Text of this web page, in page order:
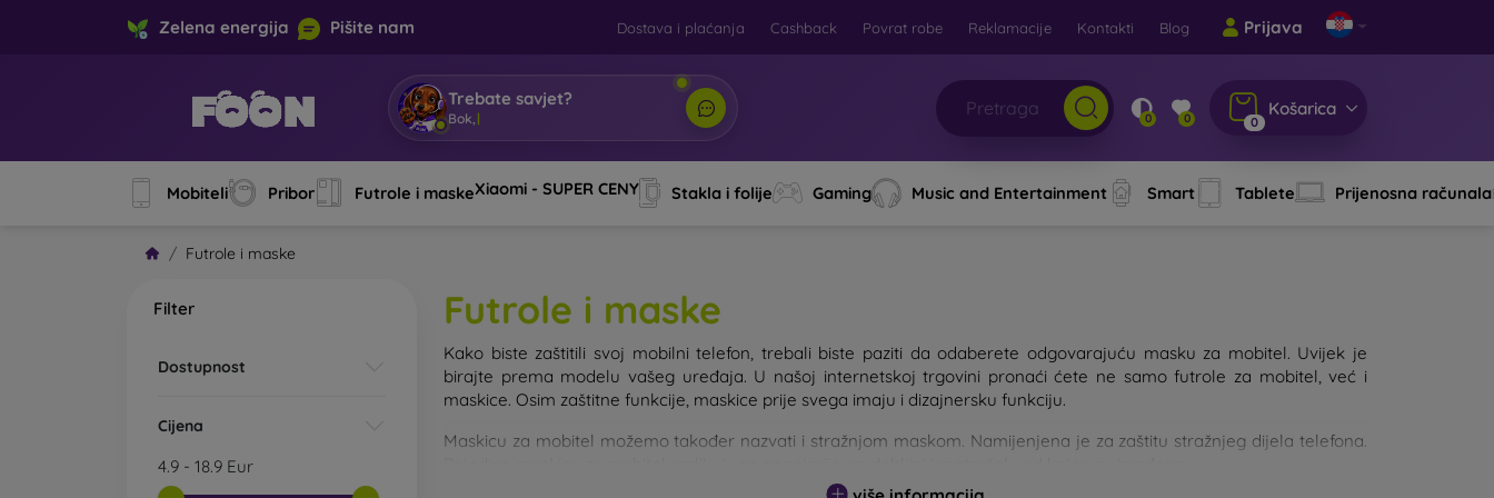
Zelena energija Pišite nam Dostava i plaćanja Cashback Povrat robe Reklamacije Kontakti Blog Prijava
Trebate savjet?
Ja sam Mo 0 0 0
Košarica
Mobiteli Pribor Futrole i maskeXiaomi - SUPER CENY Stakla i folije Gaming Music and Entertainment Smart Tablete Prijenosna računala
Futrole i maske
Filter
Dostupnost
Cijena
4.9 - 18.9 Eur
Futrole i maske
Kako biste zaštitili svoj mobilni telefon, trebali biste paziti da odaberete odgovarajuću masku za mobitel. Uvijek je
birajte prema modelu vašeg uređaja. U našoj internetskoj trgovini pronaći ćete ne samo futrole za mobitel, već i
maskice. Osim zaštitne funkcije, maskice prije svega imaju i dizajnersku funkciju.
Maskicu za mobitel možemo također nazvati i stražnjom maskom. Namijenjena je za zaštitu stražnjeg dijela telefona.